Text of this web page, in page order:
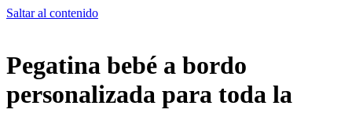
Saltar al contenido
Pegatina bebé a bordo
personalizada para toda la